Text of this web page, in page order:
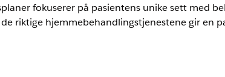
fokuserer på pasientens unike sett med
riktige hjemmebehandlingstjenestene gir en